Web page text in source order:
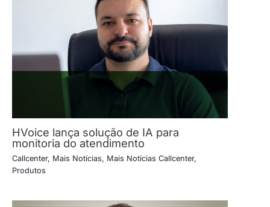
HVoice lança solução de IA para
monitoria do atendimento
Callcenter, Mais Notícias, Mais Notícias Callcenter,
Produtos